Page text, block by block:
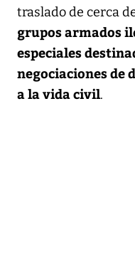
traslado de cerca
grupos armados
especiales
negociaciones de
a la vida civil.